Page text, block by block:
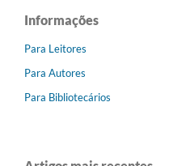
Informações
Para Leitores
Para Autores
Para Bibliotecários